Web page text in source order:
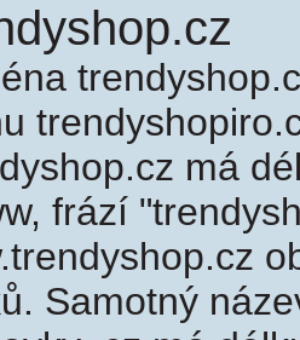
má
frází
Samotný